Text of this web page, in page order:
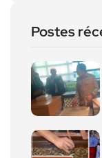
Postes